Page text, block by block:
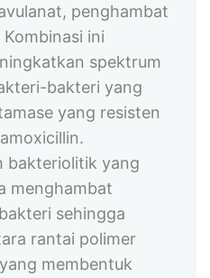
penghambat
ini
spektrum
bakteri yang
yang resisten
bakteriolitik yang
menghambat
sehingga
rantai polimer
membentuk